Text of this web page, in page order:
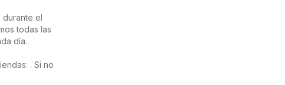
durante el
todas las
día.
. Si no